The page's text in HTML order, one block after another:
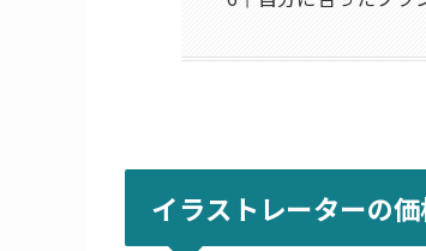
イラストレーターの